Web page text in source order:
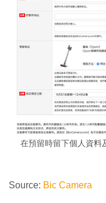
在預留時留下個人資料
Source: Bic Camera